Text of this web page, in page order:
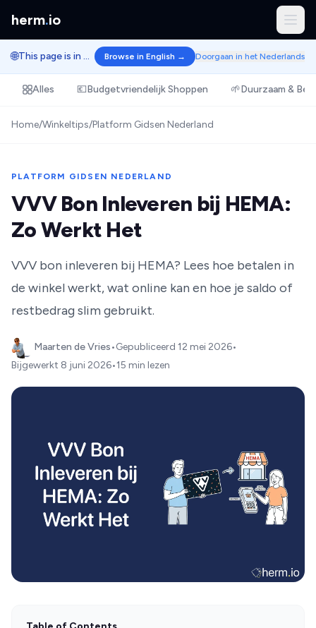
herm.io
🌐 This page is in Dutch. Browse in English → Doorgaan in het Nederlands
Alles 💶Budgetvriendelijk Shoppen 🌱Duurzaam &
Home/Winkeltips/Platform Gidsen Nederland
PLATFORM GIDSEN NEDERLAND
VVV Bon Inleveren bij HEMA:
Zo Werkt Het
VVV bon inleveren bij HEMA? Lees hoe betalen in
de winkel werkt, wat online kan en hoe je saldo of
restbedrag slim gebruikt.
Maarten de Vries•Gepubliceerd 12 mei 2026•
Bijgewerkt 8 juni 2026•15 min lezen